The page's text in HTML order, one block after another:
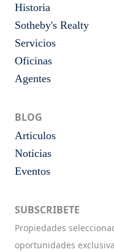
Historia
Sotheby's Realty
Servicios
Oficinas
Agentes
BLOG
Articulos
Noticias
Eventos
SUBSCRIBETE
Propiedades
oportunidades